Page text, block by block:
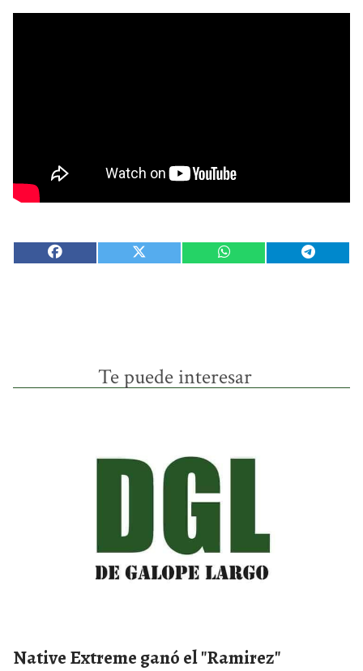
Te puede interesar
Native Extreme ganó el "Ramirez"